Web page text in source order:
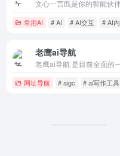
常用AI # AI # AI交互 # AI
老鹰ai导航
网址导航 # aigc # ai写作工具